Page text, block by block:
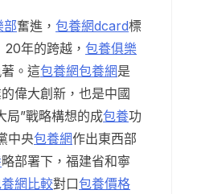
部奮進， 包養網dcard標
年的跨越， 包養俱樂
。這包養網包養網是
偉大創新，也是中國
局”戰略構想的成包養功
中央包養網作出東西部
略部署下，福建省和寧
網比較對口包養價格